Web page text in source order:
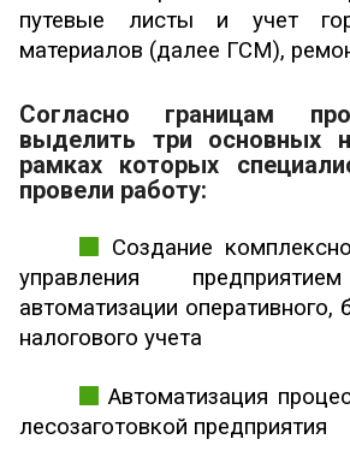
путевые листы и учет
материалов (далее ГСМ),
Согласно границам
выделить три основных
рамках которых
провели работу:
Создание
управления
автоматизации оперативного,
налогового учета
Автоматизация
лесозаготовкой предприятия